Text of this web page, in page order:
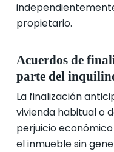
propietario.
Acuerdos de
parte del
La finalización
vivienda habitual o
perjuicio
el inmueble sin